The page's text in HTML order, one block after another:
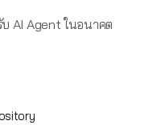
AI Agent ในอนาคต